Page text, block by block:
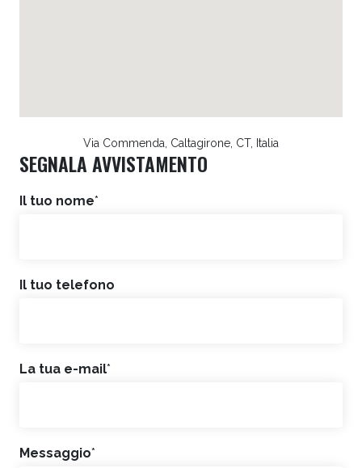
Via Commenda, Caltagirone, CT, Italia
SEGNALA AVVISTAMENTO
Il tuo nome*
Il tuo telefono
La tua e-mail*
Messaggio*